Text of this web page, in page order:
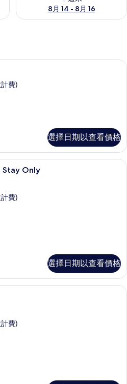
8月 14 - 8月 16
費)
選擇日期以查看價格
Stay Only
費)
選擇日期以查看價格
費)